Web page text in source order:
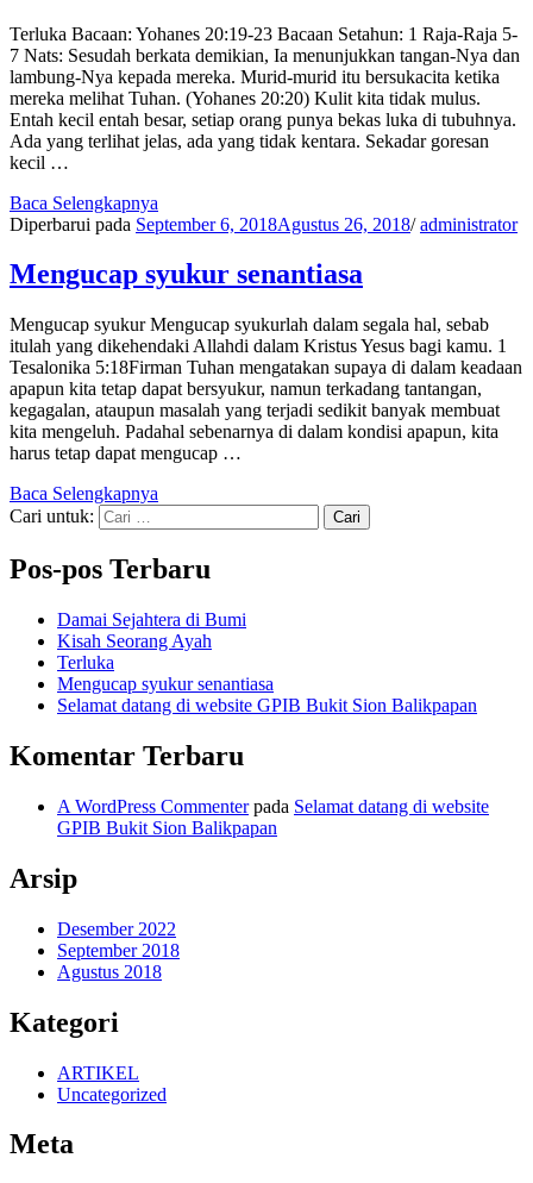
Terluka Bacaan: Yohanes 20:19-23 Bacaan Setahun: 1 Raja-Raja 5-
7 Nats: Sesudah berkata demikian, Ia menunjukkan tangan-Nya dan
lambung-Nya kepada mereka. Murid-murid itu bersukacita ketika
mereka melihat Tuhan. (Yohanes 20:20) Kulit kita tidak mulus.
Entah kecil entah besar, setiap orang punya bekas luka di tubuhnya.
Ada yang terlihat jelas, ada yang tidak kentara. Sekadar goresan
kecil …
Baca Selengkapnya
Diperbarui pada September 6, 2018Agustus 26, 2018/ administrator
Mengucap syukur senantiasa
Mengucap syukur Mengucap syukurlah dalam segala hal, sebab
itulah yang dikehendaki Allahdi dalam Kristus Yesus bagi kamu. 1
Tesalonika 5:18Firman Tuhan mengatakan supaya di dalam keadaan
apapun kita tetap dapat bersyukur, namun terkadang tantangan,
kegagalan, ataupun masalah yang terjadi sedikit banyak membuat
kita mengeluh. Padahal sebenarnya di dalam kondisi apapun, kita
harus tetap dapat mengucap …
Baca Selengkapnya
Cari untuk:
Pos-pos Terbaru
Damai Sejahtera di Bumi
Kisah Seorang Ayah
Terluka
Mengucap syukur senantiasa
Selamat datang di website GPIB Bukit Sion Balikpapan
Komentar Terbaru
A WordPress Commenterpada Selamat datang di website
GPIB Bukit Sion Balikpapan
Arsip
Desember 2022
September 2018
Agustus 2018
Kategori
ARTIKEL
Uncategorized
Meta